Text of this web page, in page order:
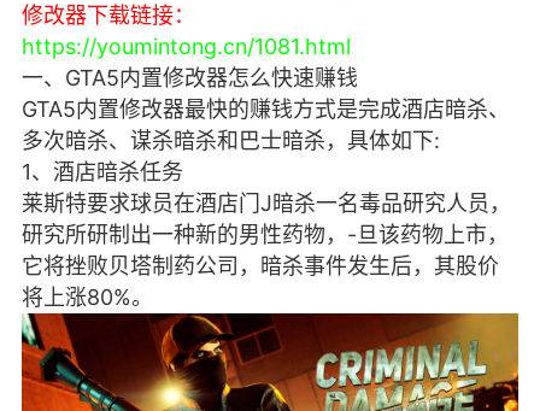
GTA6 RDR2 逃离塔科夫
彩虹六号 绝地求生 战地5
游戏商城 每日签到 每日排行
游民通 Lv.13
版主
修改器下载链接：
https://youmintong.cn/1081.html
一、GTA5内置修改器怎么快速赚钱
GTA5内置修改器最快的赚钱方式是完成酒店暗杀、
多次暗杀、谋杀暗杀和巴士暗杀，具体如下:
1、酒店暗杀任务
莱斯特要求球员在酒店门J暗杀一名毒品研究人员，
研究所研制出一种新的男性药物，-旦该药物上市，
它将挫败贝塔制药公司，暗杀事件发生后，其股价
将上涨80%。